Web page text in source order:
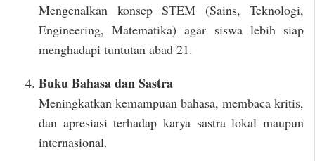
Mengenalkan konsep STEM (Sains, Teknologi,
Engineering, Matematika) agar siswa lebih siap
menghadapi tuntutan abad 21.
Buku Bahasa dan Sastra
Meningkatkan kemampuan bahasa, membaca kritis,
dan apresiasi terhadap karya sastra lokal maupun
internasional.